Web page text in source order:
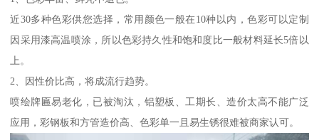
近30多种色彩供您选择，常用颜色一般在10种以内，色彩可以定制
因采用漆高温喷涂，所以色彩持久性和饱和度比一般材料延长5倍以
上。
2、因性价比高，将成流行趋势。
喷绘牌匾易老化，已被淘汰，铝塑板、工期长、造价太高不能广泛
应用，彩钢板和方管造价高、色彩单一且易生锈很难被商家认可。